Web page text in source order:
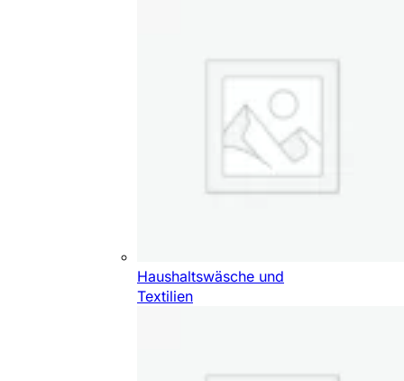
Haushaltswäsche und
Textilien